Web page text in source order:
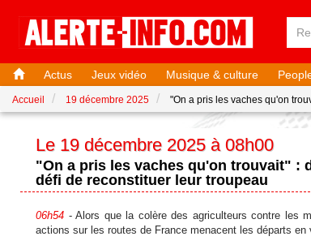
Actus Jeux vidéo Musique & culture
Accueil 19 décembre 2025 "On a pris les vaches qu'on
Le 19 décembre 2025 à 08h00
"On a pris les vaches qu'on trouvait" :
défi de reconstituer leur troupeau
06h54 - Alors que la colère des agriculteurs contre les
actions sur les routes de France menacent les départs en